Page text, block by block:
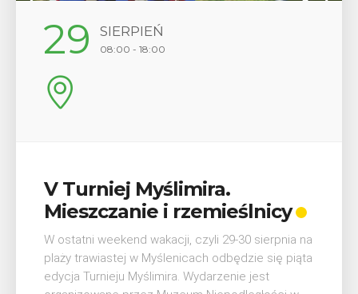
12 SIERPIEŃ
17:00
Wykład „Jak zdobyć
odznaki na myślenickich
szlakach?”
W środę 12 sierpnia o godz. 17 w Miejskiej
Bibliotece Publicznej w Myślenicach odbędzie się